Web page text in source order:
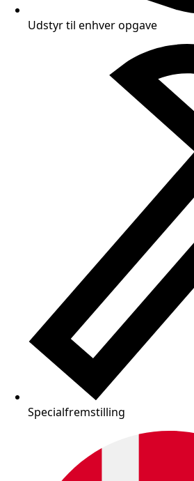
Udstyr til enhver opgave
Specialfremstilling